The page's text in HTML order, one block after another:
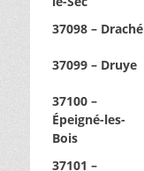
37098 – Draché
37099 – Druye
37100 –
Épeigné-les-
Bois
37101 –